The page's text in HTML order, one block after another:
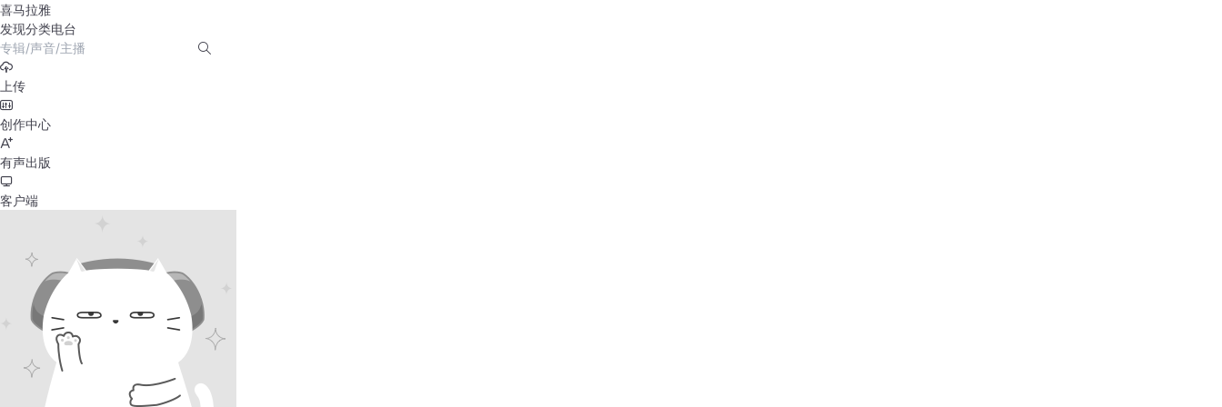
喜马拉雅
发现分类电台
上传
创作中心
有声出版
客户端